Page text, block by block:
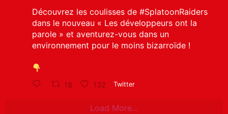
Découvrez les coulisses de #SplatoonRaiders
dans le nouveau « Les développeurs ont la
parole » et aventurez-vous dans un
environnement pour le moins bizarroïde !
18 132 Twitter
Load More...